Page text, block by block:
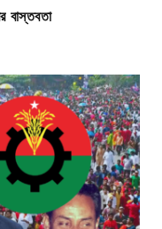
বাস্তবতা